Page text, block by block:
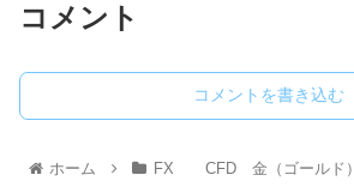
コメント
コメントを書き込む
ホーム FX CFD 金（ゴールド）